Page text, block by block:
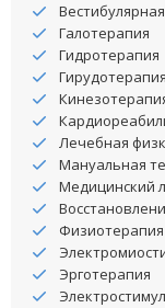
Галотерапия
Гидротерапия
Гирудотерапия
Лечебная
Мануальная
Медицинский
Физиотерапия
Эрготерапия